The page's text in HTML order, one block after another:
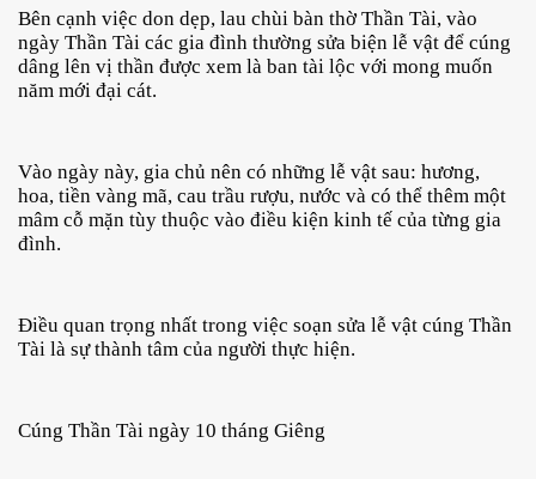
Bên cạnh việc don dẹp, lau chùi bàn thờ Thần Tài, vào
ngày Thần Tài các gia đình thường sửa biện lễ vật để cúng
dâng lên vị thần được xem là ban tài lộc với mong muốn
năm mới đại cát.
Vào ngày này, gia chủ nên có những lễ vật sau: hương,
hoa, tiền vàng mã, cau trầu rượu, nước và có thể thêm một
mâm cỗ mặn tùy thuộc vào điều kiện kinh tế của từng gia
đình.
Điều quan trọng nhất trong việc soạn sửa lễ vật cúng Thần
Tài là sự thành tâm của người thực hiện.
Cúng Thần Tài ngày 10 tháng Giêng